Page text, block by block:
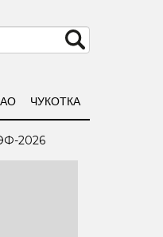
ЧУКОТКА
2026